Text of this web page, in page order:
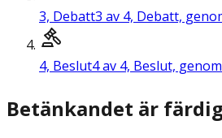
3, Debatt3 av 4, Debatt,
4, Beslut4 av 4, Beslut,
Betänkandet är